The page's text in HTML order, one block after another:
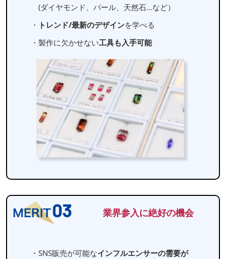
(ダイヤモンド、パール、天然石…など）
・ トレンド/最新のデザインを学べる
・製作に欠かせない工具も入手可能
業界参入に絶好の機会
・SNS販売が可能なインフルエンサーの需要が